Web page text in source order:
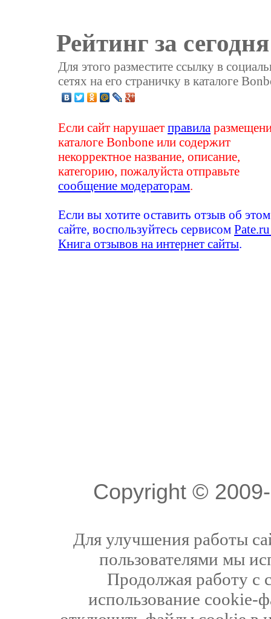
Рейтинг за
Для этого разместите ссылку в
сетях на его страничку в каталоге
Если сайт нарушаетправила
каталоге Bonbone или содержит
некорректное название, описание,
категорию, пожалуйста отправьте
сообщение модераторам
Если вы хотите оставить отзыв об этом
сайте, воспользуйтесь сервисом
Книга отзывов на интернет сайты
Copyright ©
Для улучшения работы
пользователями мы
Продолжая работу с
использование cookie-